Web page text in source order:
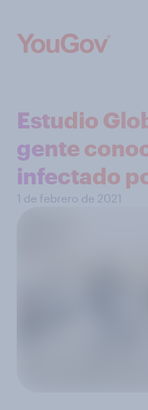
Estudio
gente
infectado
1 de febrero de 2021